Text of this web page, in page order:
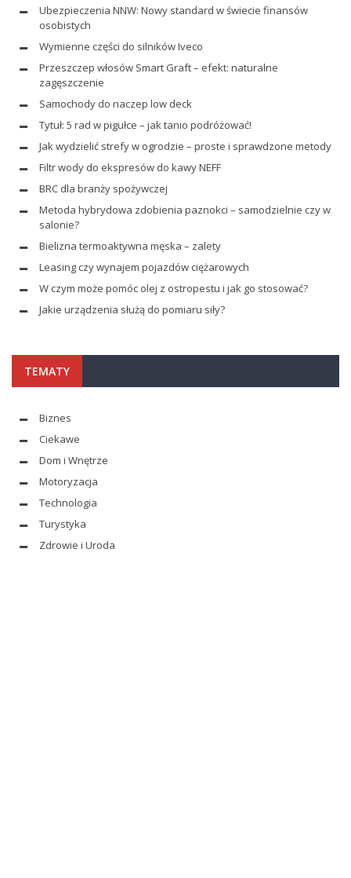
Ubezpieczenia NNW: Nowy standard w świecie finansów
osobistych
Wymienne części do silników Iveco
Przeszczep włosów Smart Graft – efekt: naturalne
zagęszczenie
Samochody do naczep low deck
Tytuł: 5 rad w pigułce – jak tanio podróżować!
Jak wydzielić strefy w ogrodzie – proste i sprawdzone metody
Filtr wody do ekspresów do kawy NEFF
BRC dla branży spożywczej
Metoda hybrydowa zdobienia paznokci – samodzielnie czy w
salonie?
Bielizna termoaktywna męska – zalety
Leasing czy wynajem pojazdów ciężarowych
W czym może pomóc olej z ostropestu i jak go stosować?
Jakie urządzenia służą do pomiaru siły?
TEMATY
Biznes
Ciekawe
Dom i Wnętrze
Motoryzacja
Technologia
Turystyka
Zdrowie i Uroda